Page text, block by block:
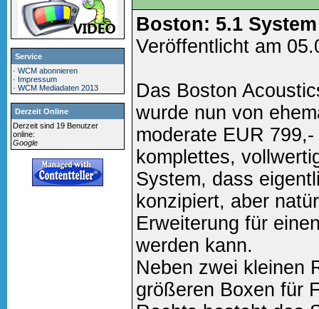
Service
·WCM abonnieren
· Impressum
·WCM Mediadaten 2013
Derzeit Online
Derzeit sind 19 Benutzer
online:
Google
Boston: 5.1
Veröffentlicht am
Das Boston
wurde nun von
moderate EUR
komplettes,
System, dass
konzipiert, aber
Erweiterung für
werden kann.
Neben zwei kleinen
größeren Boxen für